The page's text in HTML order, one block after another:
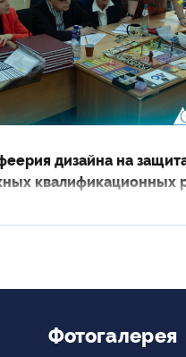
дизайна на
квалификационных
Фотогалерея